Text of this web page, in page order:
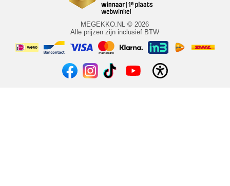
MEGEKKO.NL © 2026
Alle prijzen zijn inclusief BTW